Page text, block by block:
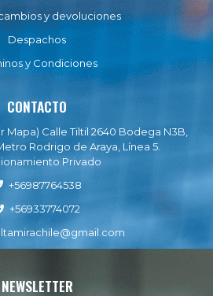
y devoluciones
Despachos
y Condiciones
CONTACTO
Mapa) Calle Tiltil 2640 Bodega N3B,
Rodrigo de Araya, Línea 5.
Privado
+56987764538
+56933774072
NEWSLETTER